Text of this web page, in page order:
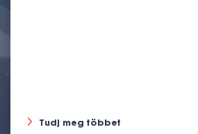
Tudj meg többet